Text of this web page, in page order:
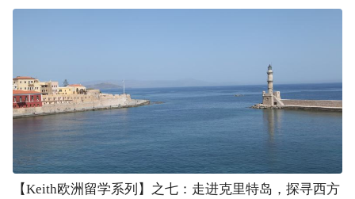
【Keith欧洲留学系列】之七：走进克里特岛，探寻西方